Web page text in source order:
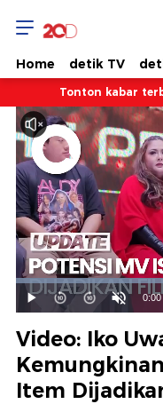
Home detik TV
Tonton kabar
Mainkan
Suara
Hidup
0:00
Video: Iko
Item